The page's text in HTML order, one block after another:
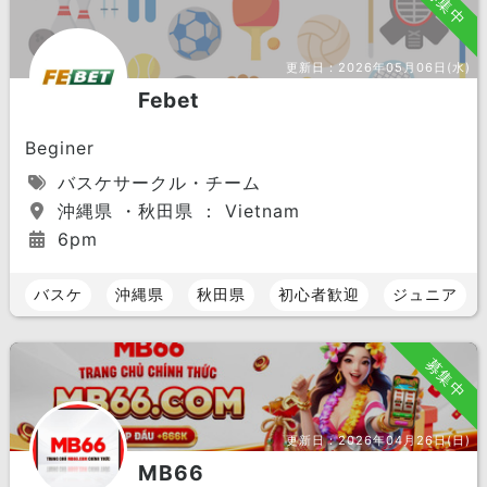
更新日：2026年05月06日(水)
Febet
Beginer
バスケサークル・チーム
沖縄県 ・秋田県 ： Vietnam
6pm
バスケ 沖縄県 秋田県 初心者歓迎 ジュニア
募集中
更新日：2026年04月26日(日)
MB66